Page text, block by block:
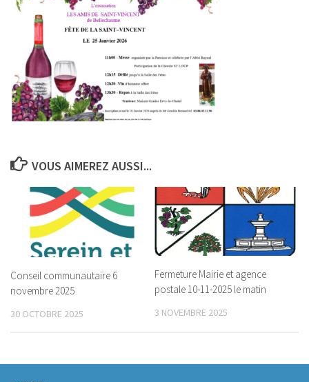
VOUS AIMEREZ AUSSI...
Conseil communautaire 6
novembre 2025
30 OCTOBRE 2025
Fermeture Mairie et agence
postale 10-11-2025 le matin
3 NOVEMBRE 2025